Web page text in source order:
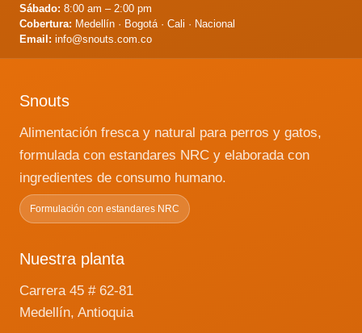
Sábado: 8:00 am – 2:00 pm
Cobertura: Medellín · Bogotá · Cali · Nacional
Email: info@snouts.com.co
Snouts
Alimentación fresca y natural para perros y gatos,
formulada con estandares NRC y elaborada con
ingredientes de consumo humano.
Formulación con estandares NRC
Nuestra planta
Carrera 45 # 62-81
Medellín, Antioquia